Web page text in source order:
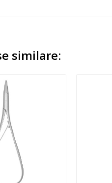
similare: